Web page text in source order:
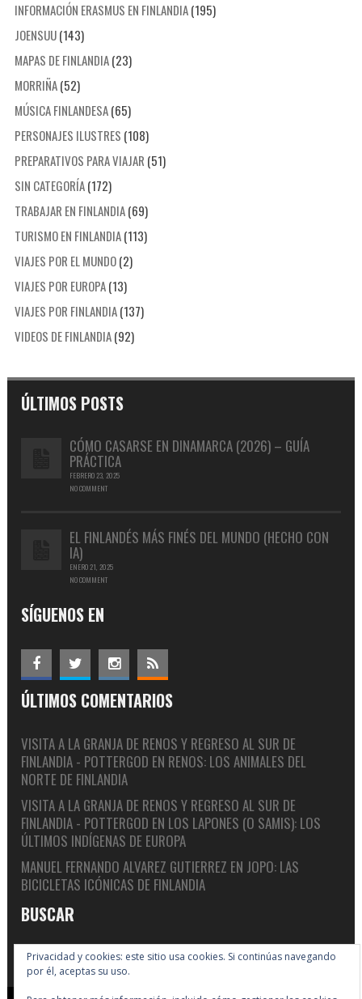
INFORMACIÓN ERASMUS EN FINLANDIA(195)
JOENSUU(143)
MAPAS DE FINLANDIA(23)
MORRIÑA(52)
MÚSICA FINLANDESA(65)
PERSONAJES ILUSTRES (108)
PREPARATIVOS PARA VIAJAR (51)
SIN CATEGORÍA(172)
TRABAJAR EN FINLANDIA(69)
TURISMO EN FINLANDIA(113)
VIAJES POR EL MUNDO(2)
VIAJES POR EUROPA(13)
VIAJES POR FINLANDIA(137)
VIDEOS DE FINLANDIA(92)
ÚLTIMOS POSTS
CÓMO CASARSE EN DINAMARCA (2026) – GUÍA
PRÁCTICA
FEBRERO 23, 2025
NO COMMENT
EL FINLANDÉS MÁS FINÉS DEL MUNDO (HECHO CON
IA)
ENERO 21, 2025
NO COMMENT
SÍGUENOS EN
ÚLTIMOS COMENTARIOS
VISITA A LA GRANJA DE RENOS Y REGRESO AL SUR DE
FINLANDIA - POTTERGOD EN RENOS: LOS ANIMALES DEL
NORTE DE FINLANDIA
VISITA A LA GRANJA DE RENOS Y REGRESO AL SUR DE
FINLANDIA - POTTERGOD EN LOS LAPONES (O SAMIS): LOS
ÚLTIMOS INDÍGENAS DE EUROPA
MANUEL FERNANDO ALVAREZ GUTIERREZ EN JOPO: LAS
BICICLETAS ICÓNICAS DE FINLANDIA
BUSCAR
Privacidad y cookies: este sitio usa cookies. Si continúas navegando
por él, aceptas su uso.